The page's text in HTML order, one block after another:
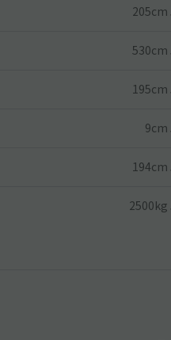
205cm
530cm
195cm
9cm
194cm
2500kg